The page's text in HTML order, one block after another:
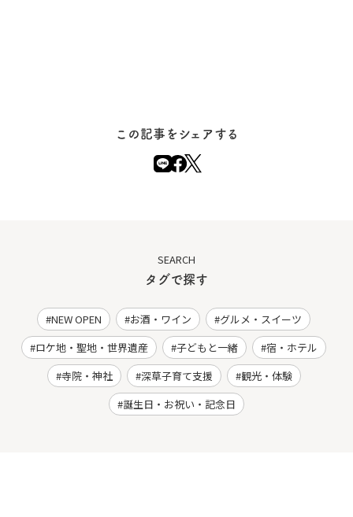
この記事をシェアする
SEARCH
タグで探す
NEW OPEN お酒・ワイン
グルメ・スイーツ
ロケ地・聖地・世界遺産
子どもと一緒
宿・ホテル
寺院・神社
深草子育て支援
観光・体験
誕生日・お祝い・記念日